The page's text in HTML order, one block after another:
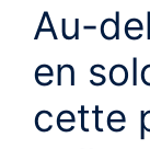
Au-
en
cette